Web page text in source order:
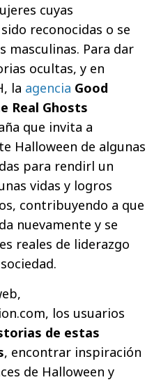
cuyas
reconocidas o se
masculinas. Para dar
ocultas, y en
la agencia Good
Real Ghosts
que invita a
Halloween de algunas
para rendirl un
vidas y logros
contribuyendo a que
nuevamente y se
reales de liderazgo
los usuarios
de estas
, encontrar inspiración
de Halloween y